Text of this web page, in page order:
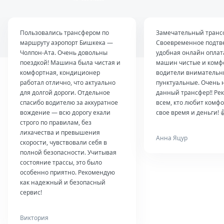
Пользовались трансфером по
маршруту аэропорт Бишкека —
Чолпон-Ата. Очень довольны
поездкой! Машина была чистая и
комфортная, кондиционер
работал отлично, что актуально
для долгой дороги. Отдельное
спасибо водителю за аккуратное
вождение — всю дорогу ехали
строго по правилам, без
лихачества и превышения
скорости, чувствовали себя в
полной безопасности. Учитывая
состояние трассы, это было
особенно приятно. Рекомендую
как надежный и безопасный
сервис!
Виктория
Замечательный
Своевременное
удобная онлайн
машин чистые и
водители
пунктуальные. Очень
данный трансфер!!
всем, кто любит
свое время и деньги!
Анна Яцур